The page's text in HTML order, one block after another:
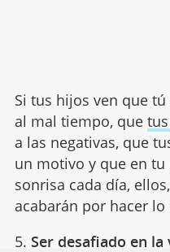
Si tus hijos ven que
al mal tiempo, que
a las negativas, que
un motivo y que en
sonrisa cada día,
acabarán por hacer
5. Ser desafiado en